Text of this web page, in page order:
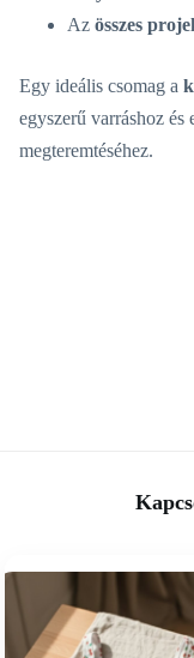
Az összes
Egy ideális csomag a
egyszerű varráshoz
megteremtéséhez.